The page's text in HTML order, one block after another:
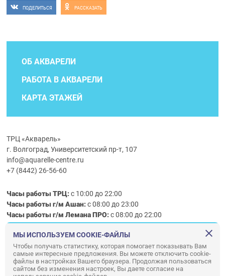
ПОДЕЛИТЬСЯ РАССКАЗАТЬ
ОБ АКВАРЕЛИ
РАБОТА В АКВАРЕЛИ
КАРТА ЭТАЖЕЙ
ТРЦ «Акварель»
г. Волгоград, Университетский пр-т, 107
info@aquarelle-centre.ru
+7 (8442) 26-56-60
Часы работы ТРЦ:с 10:00 до 22:00
Часы работы г/м Ашан:с 08:00 до 23:00
Часы работыг/мЛемана ПРО:с 08:00 до 22:00
Правила посещения ТРЦ «Акварель»
ООО «АКВАРЕЛЬ»
© ООО «Акварель» 2010–2026. All right reserved.
МЫ ИСПОЛЬЗУЕМ COOKIE-ФАЙЛЫ
Чтобы получать статистику, которая помогает показывать Вам
самые интересные предложения. Вы можете отключить cookie-
файлы в настройках Вашего браузера. Продолжая пользоваться
сайтом без изменения настроек, Вы даете согласие на